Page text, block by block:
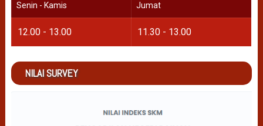
Senin - Kamis Jumat
12.00 - 13.00 11.30 - 13.00
NILAI SURVEY